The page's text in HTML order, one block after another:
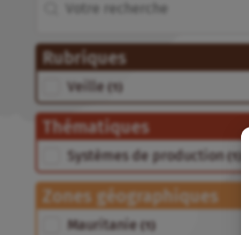
Rubriques
Rubriques
Veille
Thématiques
Thématiques
Systèmes de production
Zones géographiques
Zones géographiques
Mauritanie